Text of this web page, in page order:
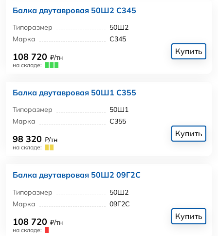
Балка двутавровая 50Ш2 С345
Типоразмер
50Ш2
Марка
С345
108 720 ₽/тн
на складе:
Купить
Балка двутавровая 50Ш1 С355
Типоразмер
50Ш1
Марка
С355
98 320 ₽/тн
на складе:
Купить
Балка двутавровая 50Ш2 09Г2С
Типоразмер
50Ш2
Марка
09Г2С
108 720 ₽/тн
на складе:
Купить